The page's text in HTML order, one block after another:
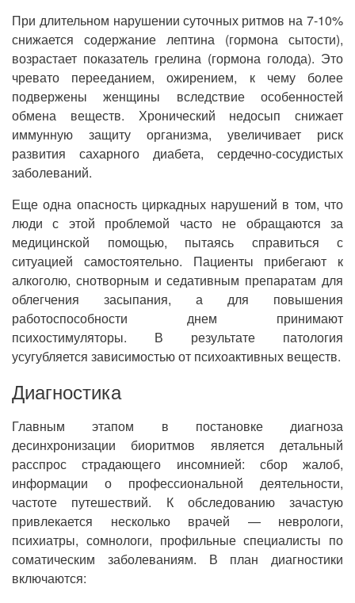
При длительном нарушении суточных ритмов на 7-10%
снижается содержание лептина (гормона сытости),
возрастает показатель грелина (гормона голода). Это
чревато перееданием, ожирением, к чему более
подвержены женщины вследствие особенностей
обмена веществ. Хронический недосып снижает
иммунную защиту организма, увеличивает риск
развития сахарного диабета, сердечно-сосудистых
заболеваний.
Еще одна опасность циркадных нарушений в том, что
люди с этой проблемой часто не обращаются за
медицинской помощью, пытаясь справиться с
ситуацией самостоятельно. Пациенты прибегают к
алкоголю, снотворным и седативным препаратам для
облегчения засыпания, а для повышения
работоспособности днем принимают
психостимуляторы. В результате патология
усугубляется зависимостью от психоактивных веществ.
Диагностика
Главным этапом в постановке диагноза
десинхронизации биоритмов является детальный
расспрос страдающего инсомнией: сбор жалоб,
информации о профессиональной деятельности,
частоте путешествий. К обследованию зачастую
привлекается несколько врачей — неврологи,
психиатры, сомнологи, профильные специалисты по
соматическим заболеваниям. В план диагностики
включаются: